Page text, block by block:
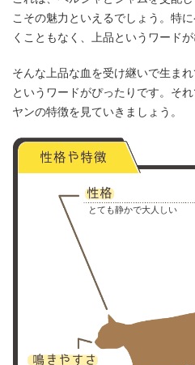
こその魅力といえるでしょう。特
くこともなく、上品というワードが
そんな上品な血を受け継いで生ま
というワードがぴったりです。そ
ヤンの特徴を見ていきましょう。
とても静かで大人しい